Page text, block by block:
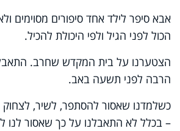
אבא סיפר לילד אחד סיפורים מסוימים
הכול לפני הגיל ולפי היכולת להכיל.
הצטערנו על בית המקדש שחרב.
הרבה לפני תשעה באב.
כשלמדנו שאסור להסתפר, לשיר, לצחוק
– בכלל לא התאבלנו על כך שאסור לנו